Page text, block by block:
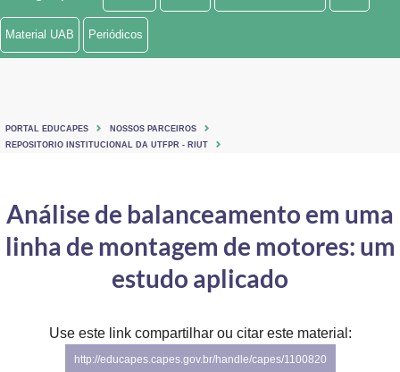
Ministério de Minas e Energia
Ministério do Turismo
Controladoria-Geral da União
Ministério da Mulher, da Família e dos Direitos Humanos
Secretaria de Governo
Material UAB Periódicos
PORTAL EDUCAPES
NOSSOS PARCEIROS
REPOSITORIO INSTITUCIONAL DA UTFPR - RIUT
Análise de balanceamento em uma
linha de montagem de motores: um
estudo aplicado
Use este link compartilhar ou citar este material:
http://educapes.capes.gov.br/handle/capes/1100820